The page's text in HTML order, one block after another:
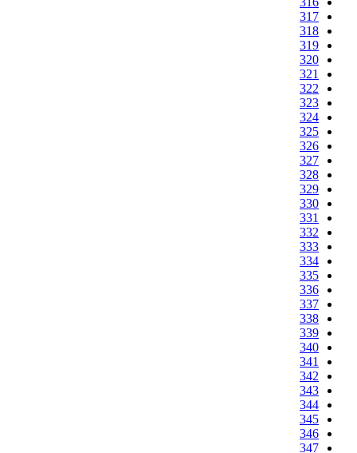
317
318
319
320
321
322
323
324
325
326
327
328
329
330
331
332
333
334
335
336
337
338
339
340
341
342
343
344
345
346
347